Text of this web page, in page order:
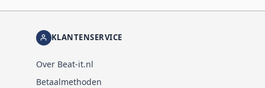
KLANTENSERVICE
Over Beat-it.nl
Betaalmethoden